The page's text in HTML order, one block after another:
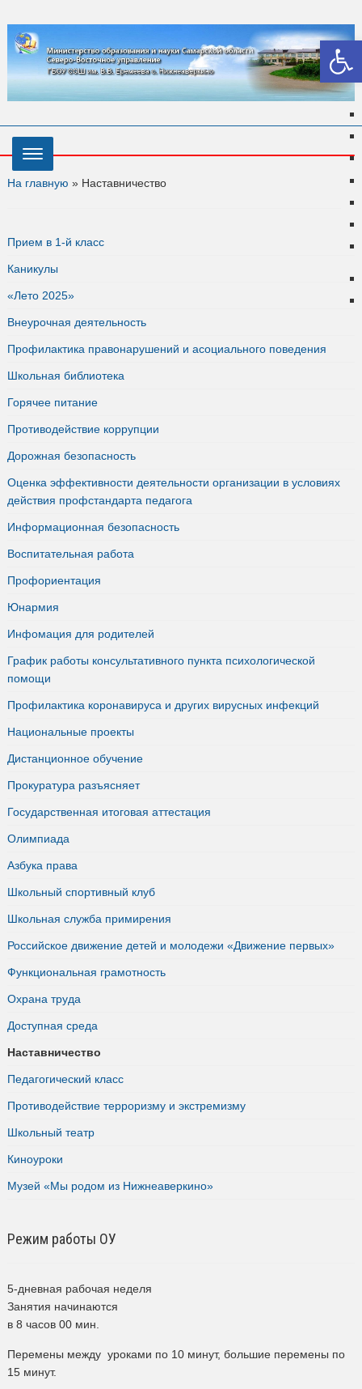
На главную » Наставничество
Прием в 1-й класс
Каникулы
«Лето 2025»
Внеурочная деятельность
Профилактика правонарушений и асоциального поведения
Школьная библиотека
Горячее питание
Противодействие коррупции
Дорожная безопасность
Оценка эффективности деятельности организации в условиях
действия профстандарта педагога
Информационная безопасность
Воспитательная работа
Профориентация
Юнармия
Инфомация для родителей
График работы консультативного пункта психологической
помощи
Профилактика коронавируса и других вирусных инфекций
Национальные проекты
Дистанционное обучение
Прокуратура разъясняет
Государственная итоговая аттестация
Олимпиада
Азбука права
Школьный спортивный клуб
Школьная служба примирения
Российское движение детей и молодежи «Движение первых»
Функциональная грамотность
Охрана труда
Доступная среда
Наставничество
Педагогический класс
Противодействие терроризму и экстремизму
Школьный театр
Киноуроки
Музей «Мы родом из Нижнеаверкино»
Режим работы ОУ
5-дневная рабочая неделя
Занятия начинаются
в 8 часов 00 мин.
Перемены между уроками по 10 минут, большие перемены по
15 минут.